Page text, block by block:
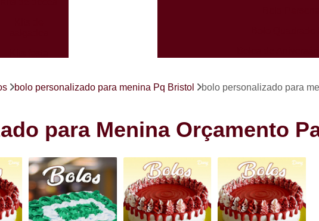
Mini pastéis
para
Bolos
Cento de
Cento de
Cento de Salgado São João
Cento de
bolo personalizado para menina Pq Bristol bolo personalizado para
para Menina Orçamento